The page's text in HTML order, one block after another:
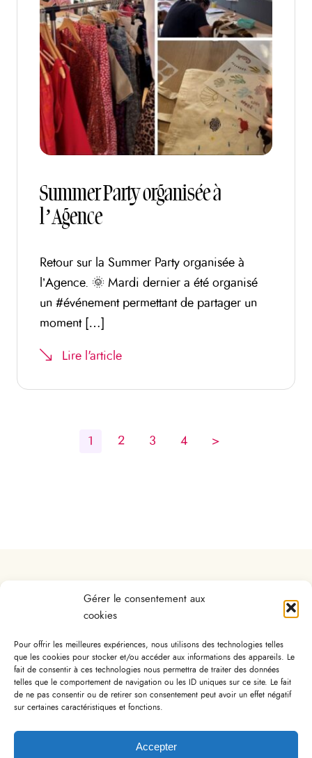
Gérer le consentement aux
cookies
Pour offrir les meilleures expériences, nous utilisons des technologies telles
que les cookies pour stocker et/ou accéder aux informations des appareils. Le
fait de consentir à ces technologies nous permettra de traiter des données
telles que le comportement de navigation ou les ID uniques sur ce site. Le fait
de ne pas consentir ou de retirer son consentement peut avoir un effet négatif
sur certaines caractéristiques et fonctions.
Accepter
Summer Party organisée à
l’Agence
Retour sur la Summer Party organisée à
l’Agence. 🌞 Mardi dernier a été organisé
un #événement permettant de partager un
moment […]
Lire l'article
1 2 3 4 >
Agence de Paris
223 boulevard Pereire, 75017 Paris
2 Ternes à 800m -
1 Porte Maillot à 500m -
C Neuilly Porte Maillot à 400m